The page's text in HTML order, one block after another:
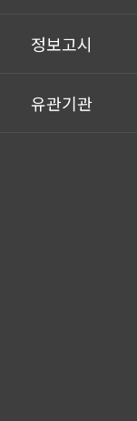
정보고시
유관기관